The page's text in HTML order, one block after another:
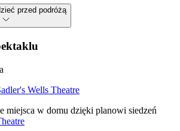
przed podróżą
Wells Theatre
miejsca w domu dzięki planowi siedzeń